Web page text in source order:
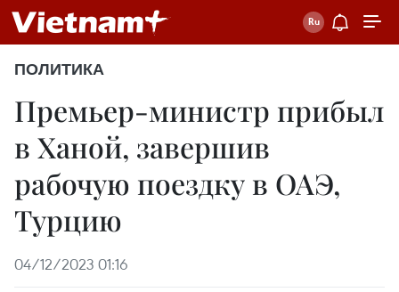
ПОЛИТИКА
Премьер-министр прибыл
в Ханой, завершив
рабочую поездку в ОАЭ,
Турцию
04/12/2023 01:16